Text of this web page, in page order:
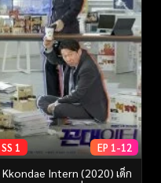
SS 1 EP 1-12
Kkondae Intern (2020) เด็ก